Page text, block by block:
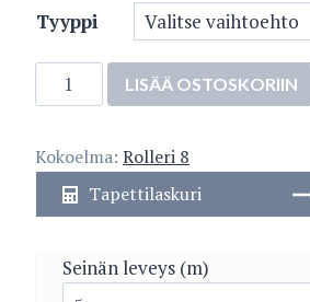
Tyyppi
5187-
1
LISÄÄ OSTOSKORIIN
Kokoelma: Rolleri 8
Tapettilaskuri
Seinän leveys (m)